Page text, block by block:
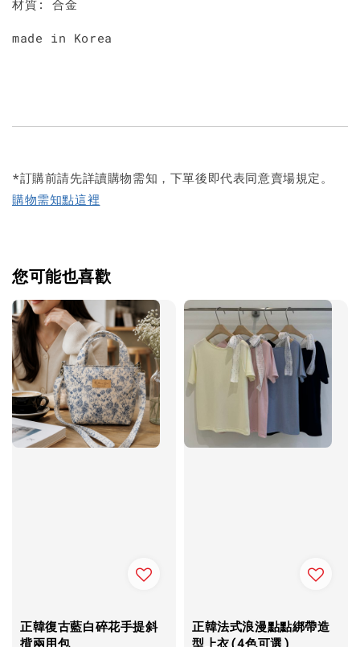
材質: 合金
made in Korea
*訂購前請先詳讀購物需知，下單後即代表同意賣場規定。
購物需知點這裡
您可能也喜歡
正韓復古藍白碎花手提斜
揹兩用包
正韓法式浪漫點點綁帶造
型上衣(4色可選)